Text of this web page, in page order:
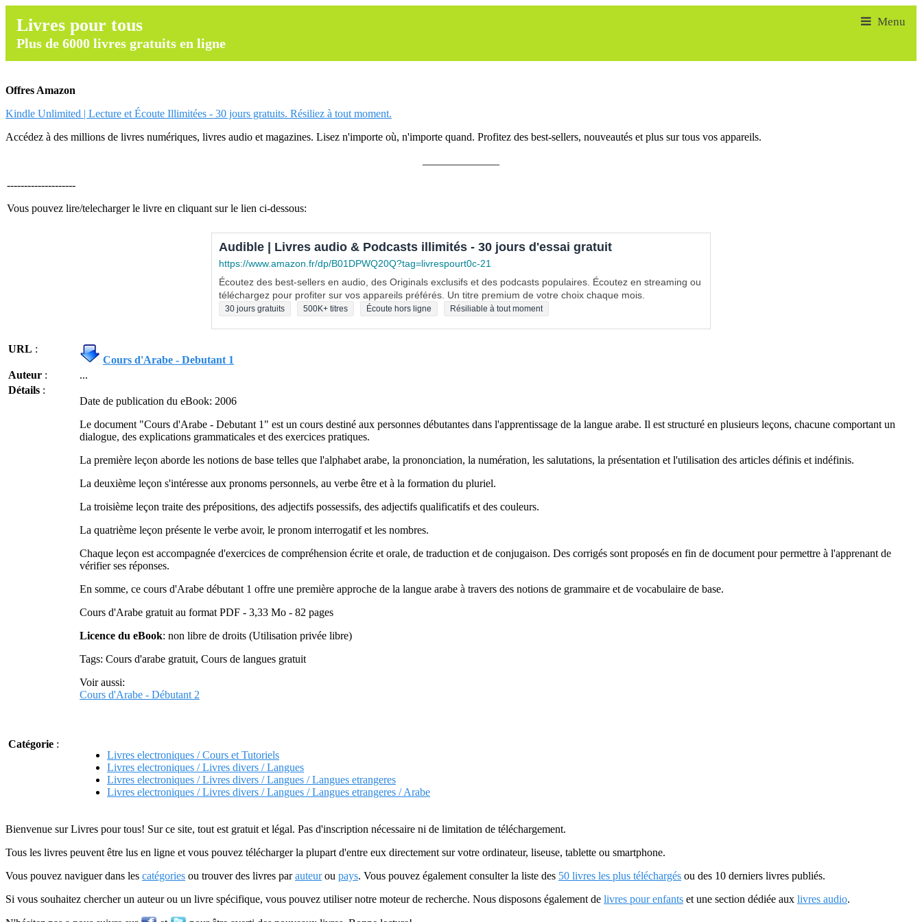
Livres pour tous
Plus de 6000 livres gratuits en ligne
Offres Amazon
Kindle Unlimited | Lecture et Écoute Illimitées - 30 jours gratuits. Résiliez à tout moment.
Accédez à des millions de livres numériques, livres audio et magazines. Lisez n'importe où, n'importe quand. Profitez des best-sellers, nouveautés et plus sur tous vos appareils.
--------------------
Vous pouvez lire/telecharger le livre en cliquant sur le lien ci-dessous:
Audible | Livres audio & Podcasts illimités - 30 jours d'essai gratuit
https://www.amazon.fr/dp/B01DPWQ20Q?tag=livrespourt0c-21
Écoutez des best-sellers en audio, des Originals exclusifs et des podcasts populaires. Écoutez en streaming ou
téléchargez pour profiter sur vos appareils préférés. Un titre premium de votre choix chaque mois.
30 jours gratuits 500K+ titres Écoute hors ligne Résiliable à tout moment
URL :
Cours d'Arabe - Debutant 1
Auteur :
...
Détails :
Date de publication du eBook: 2006
Le document "Cours d'Arabe - Debutant 1" est un cours destiné aux personnes débutantes dans l'apprentissage de la langue arabe. Il est structuré en plusieurs leçons, chacune comportant un
dialogue, des explications grammaticales et des exercices pratiques.
La première leçon aborde les notions de base telles que l'alphabet arabe, la prononciation, la numération, les salutations, la présentation et l'utilisation des articles définis et indéfinis.
La deuxième leçon s'intéresse aux pronoms personnels, au verbe être et à la formation du pluriel.
La troisième leçon traite des prépositions, des adjectifs possessifs, des adjectifs qualificatifs et des couleurs.
La quatrième leçon présente le verbe avoir, le pronom interrogatif et les nombres.
Chaque leçon est accompagnée d'exercices de compréhension écrite et orale, de traduction et de conjugaison. Des corrigés sont proposés en fin de document pour permettre à l'apprenant de
vérifier ses réponses.
En somme, ce cours d'Arabe débutant 1 offre une première approche de la langue arabe à travers des notions de grammaire et de vocabulaire de base.
Cours d'Arabe gratuit au format PDF - 3,33 Mo - 82 pages
Licence du eBook: non libre de droits (Utilisation privée libre)
Tags: Cours d'arabe gratuit, Cours de langues gratuit
Voir aussi:
Cours d'Arabe - Débutant 2
Catégorie :
Livres electroniques / Cours et Tutoriels
Livres electroniques / Livres divers / Langues
Livres electroniques / Livres divers / Langues / Langues etrangeres
Livres electroniques / Livres divers / Langues / Langues etrangeres / Arabe
Bienvenue sur Livres pour tous! Sur ce site, tout est gratuit et légal. Pas d'inscription nécessaire ni de limitation de téléchargement.
Tous les livres peuvent être lus en ligne et vous pouvez télécharger la plupart d'entre eux directement sur votre ordinateur, liseuse, tablette ou smartphone.
Vous pouvez naviguer dans les catégories ou trouver des livres parauteurou pays. Vous pouvez également consulter la liste des 50 livres les plus téléchargés ou des 10 derniers livres publiés.
Si vous souhaitez chercher un auteur ou un livre spécifique, vous pouvez utiliser notre moteur de recherche. Nous disposons également de livres pour enfants et une section dédiée aux livres audio.